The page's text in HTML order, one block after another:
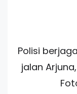
Polisi
jalan